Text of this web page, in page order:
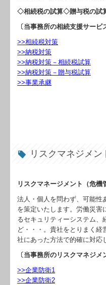
◇相続税の試算◇贈与税の試
〔当事務所の相続支援サービ
>>相続税対策
>>納税対策
>>納税対策－相続税試算
>>納税対策－贈与税試算
>>事業承継
リスクマネジメン
リスクマネージメント（危機
法人・個人を問わず、可能性
を策定いたします。労働災害
るセキュリティーシステム、
ど・・・。貴社をとりまく
社にあった方法で的確に対応
〔当事務所のリスクマネジメ
>>企業防衛1
>>企業防衛2